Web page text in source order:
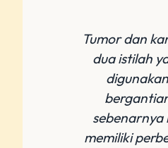
Tumor dan
dua istilah
sebenarnya
memiliki